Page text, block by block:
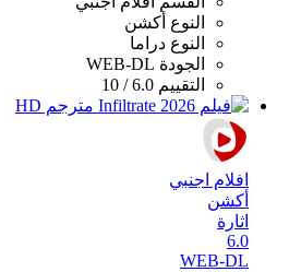
النوع أكشن
النوع دراما
الجودة WEB-DL
التقييم 6.0 / 10
افلام اجنبي
أكشن
اثارة
6.0
WEB-DL